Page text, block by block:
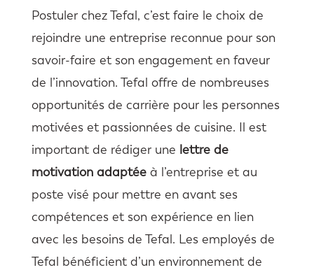
Postuler chez Tefal, c’est faire le choix de
rejoindre une entreprise reconnue pour son
savoir-faire et son engagement en faveur
de l’innovation. Tefal offre de nombreuses
opportunités de carrière pour les personnes
motivées et passionnées de cuisine. Il est
important de rédiger une lettre de
motivation adaptéeà l’entreprise et au
poste visé pour mettre en avant ses
compétences et son expérience en lien
avec les besoins de Tefal. Les employés de
Tefal bénéficient d’un environnement de